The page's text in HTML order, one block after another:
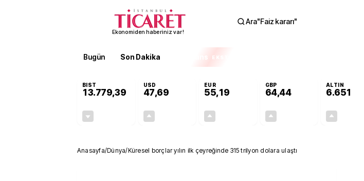
Ekonomiden haberiniz var!
Ara"Faiz kararı"
Bugün Son Dakika EKSTRA
BIST
13.779,39
USD
47,69
EUR
55,19
GBP
64,44
ALTIN
6.651
Anasayfa/Dünya/Küresel borçlar yılın ilk çeyreğinde 315 trilyon dolara ulaştı